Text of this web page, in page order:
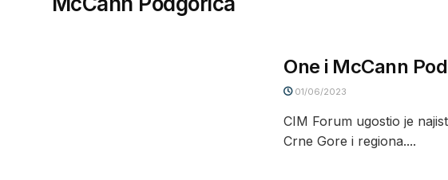
One i McCann
01/06/2023
CIM Forum ugostio je
Crne Gore i regiona....